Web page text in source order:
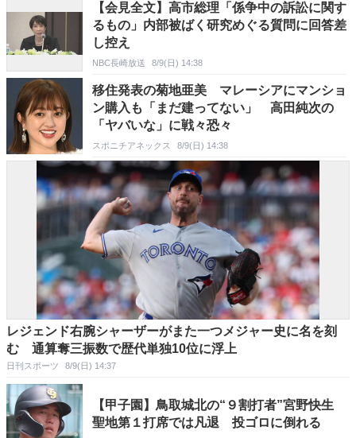
【会見全文】高市総理「係争中の訴訟に関す
るもの」内部被ばく研究めぐる質問に回答差
し控え
NBC長崎放送 8/9(日) 14:38
移住発表の菊地亜美 マレーシアにマンショ
ン購入も「まだ建ってない」 高田純次の
「ヤバいな」に戦々恐々
スポニチアネックス 8/9(日) 14:38
レジェンド右腕シャーザーがまた一つメジャー史に名を刻
む 通算奪三振数で歴代単独10位に浮上
日刊スポーツ 8/9(日) 14:37
【甲子園】鳥取城北の“９割打者”宮野快生
聖地第１打席では凡退 投ゴロに倒れる